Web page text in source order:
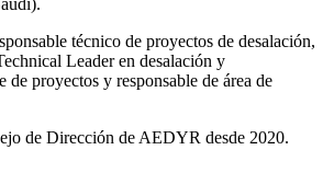
técnico de proyectos de desalación,
Leader en desalación y
de proyectos y responsable de área de
de Dirección de AEDYR desde 2020.